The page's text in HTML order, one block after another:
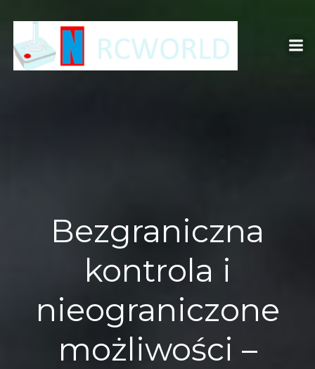
to
content
Bezgraniczna
kontrola i
nieograniczone
możliwości –